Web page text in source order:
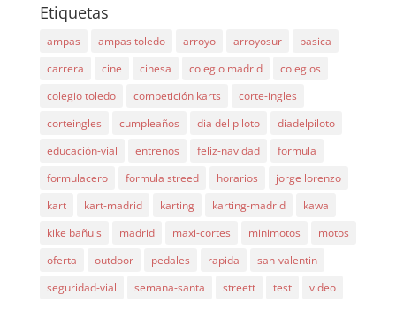
Etiquetas
ampas ampas toledo arroyo arroyosur
basica
carrera
cine cinesa colegio madrid
colegios
colegio toledo
competición karts
corte-ingles
corteingles
cumpleaños dia del piloto
diadelpiloto
educación-vial
entrenos feliz-navidad
formula
formulacero
formula streed horarios
jorge lorenzo
kart
kart-madrid karting karting-madrid
kawa
kike bañuls
madrid maxi-cortes minimotos
motos
oferta
outdoor pedales rapida
san-valentin
seguridad-vial
semana-santa streett test video